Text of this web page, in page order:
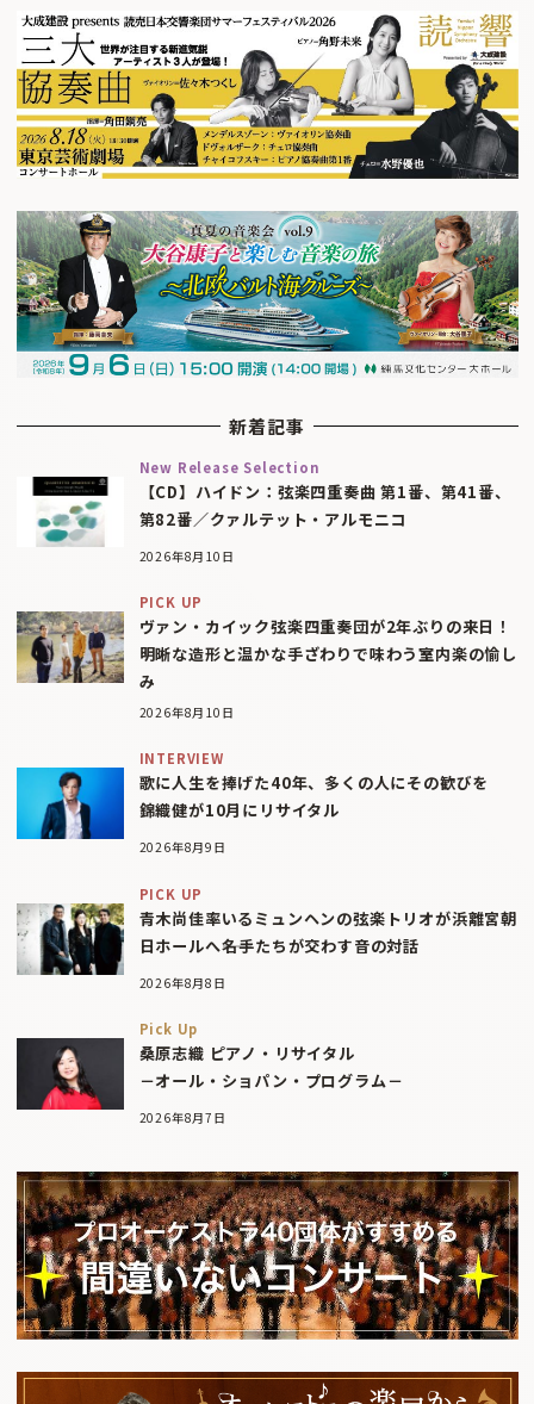
新着記事
New Release Selection
【CD】ハイドン：弦楽四重奏曲 第1番、第41番、
第82番／クァルテット・アルモニコ
2026年8月10日
PICK UP
ヴァン・カイック弦楽四重奏団が2年ぶりの来日！
明晰な造形と温かな手ざわりで味わう室内楽の愉し
み
2026年8月10日
INTERVIEW
歌に人生を捧げた40年、多くの人にその歓びを
錦織健が10月にリサイタル
2026年8月9日
PICK UP
青木尚佳率いるミュンヘンの弦楽トリオが浜離宮朝
日ホールへ――名手たちが交わす音の対話
2026年8月8日
Pick Up
桑原志織 ピアノ・リサイタル
－オール・ショパン・プログラム－
2026年8月7日